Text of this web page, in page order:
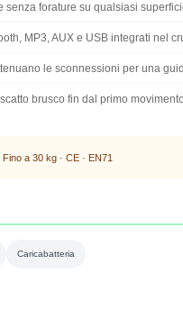
forature su qualsiasi
MP3, AUX e USB integrati nel
le sconnessioni per una
brusco fin dal primo movimento.
a 30 kg · CE · EN71
Caricabatteria